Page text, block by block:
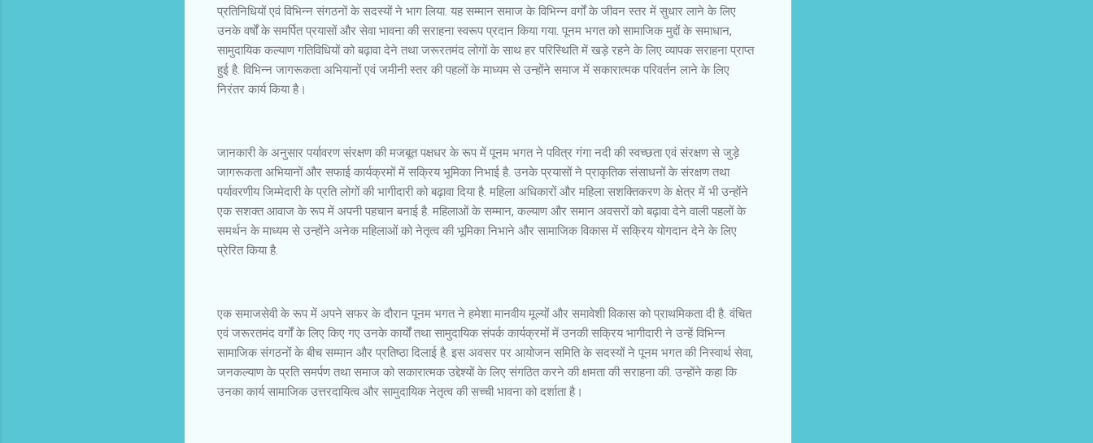
प्रतिनिधियों एवं विभिन्न संगठनों के सदस्यों ने भाग लिया. यह सम्मान समाज के विभिन्न वर्गों के जीवन स्तर में सुधार लाने के लिए
उनके वर्षों के समर्पित प्रयासों और सेवा भावना की सराहना स्वरूप प्रदान किया गया. पूनम भगत को सामाजिक मुद्दों के समाधान,
सामुदायिक कल्याण गतिविधियों को बढ़ावा देने तथा जरूरतमंद लोगों के साथ हर परिस्थिति में खड़े रहने के लिए व्यापक सराहना प्राप्त
हुई है. विभिन्न जागरूकता अभियानों एवं जमीनी स्तर की पहलों के माध्यम से उन्होंने समाज में सकारात्मक परिवर्तन लाने के लिए
निरंतर कार्य किया है।
जानकारी के अनुसार पर्यावरण संरक्षण की मजबूत पक्षधर के रूप में पूनम भगत ने पवित्र गंगा नदी की स्वच्छता एवं संरक्षण से जुड़े
जागरूकता अभियानों और सफाई कार्यक्रमों में सक्रिय भूमिका निभाई है. उनके प्रयासों ने प्राकृतिक संसाधनों के संरक्षण तथा
पर्यावरणीय जिम्मेदारी के प्रति लोगों की भागीदारी को बढ़ावा दिया है. महिला अधिकारों और महिला सशक्तिकरण के क्षेत्र में भी उन्होंने
एक सशक्त आवाज के रूप में अपनी पहचान बनाई है. महिलाओं के सम्मान, कल्याण और समान अवसरों को बढ़ावा देने वाली पहलों के
समर्थन के माध्यम से उन्होंने अनेक महिलाओं को नेतृत्व की भूमिका निभाने और सामाजिक विकास में सक्रिय योगदान देने के लिए
प्रेरित किया है.
एक समाजसेवी के रूप में अपने सफर के दौरान पूनम भगत ने हमेशा मानवीय मूल्यों और समावेशी विकास को प्राथमिकता दी है. वंचित
एवं जरूरतमंद वर्गों के लिए किए गए उनके कार्यों तथा सामुदायिक संपर्क कार्यक्रमों में उनकी सक्रिय भागीदारी ने उन्हें विभिन्न
सामाजिक संगठनों के बीच सम्मान और प्रतिष्ठा दिलाई है. इस अवसर पर आयोजन समिति के सदस्यों ने पूनम भगत की निस्वार्थ सेवा,
जनकल्याण के प्रति समर्पण तथा समाज को सकारात्मक उद्देश्यों के लिए संगठित करने की क्षमता की सराहना की. उन्होंने कहा कि
उनका कार्य सामाजिक उत्तरदायित्व और सामुदायिक नेतृत्व की सच्ची भावना को दर्शाता है।